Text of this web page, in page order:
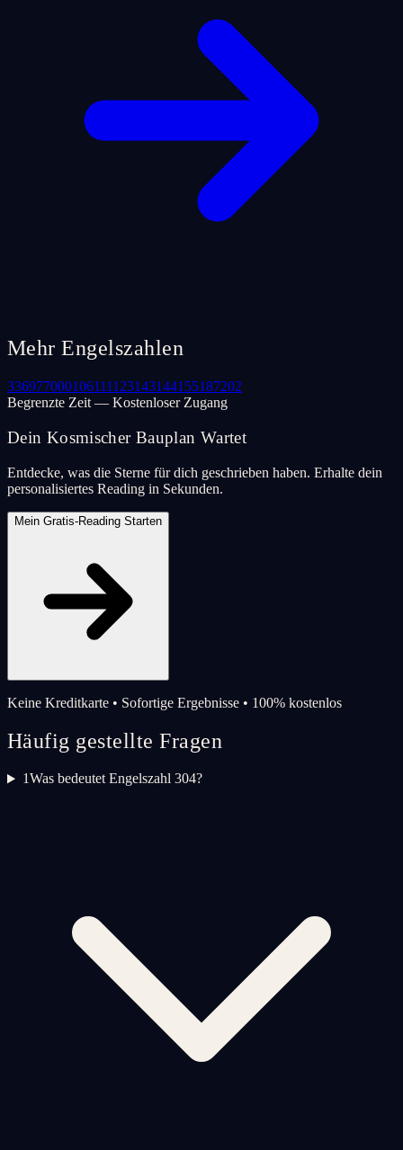
Mehr Engelszahlen
336977000106111123143144155187202
Begrenzte Zeit — Kostenloser Zugang
Dein Kosmischer Bauplan Wartet
Entdecke, was die Sterne für dich geschrieben haben. Erhalte dein
personalisiertes Reading in Sekunden.
Mein Gratis-Reading Starten
Keine Kreditkarte • Sofortige Ergebnisse • 100% kostenlos
Häufig gestellte Fragen
1Was bedeutet Engelszahl 304?